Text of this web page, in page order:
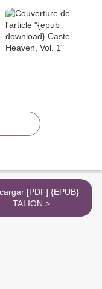
[PDF] {EPUB}
TALION >